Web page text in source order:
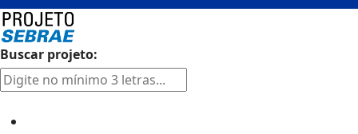
Buscar projeto: